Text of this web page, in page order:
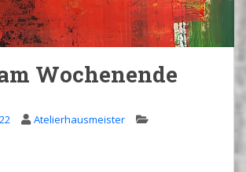
Wochenende
Atelierhausmeister